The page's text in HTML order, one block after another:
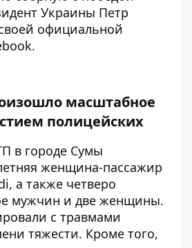
Украины Петр
официальной
масштабное
полицейских
в городе Сумы
женщина-пассажир
а также четверо
мужчин и две женщины.
с травмами
тяжести. Кроме того,